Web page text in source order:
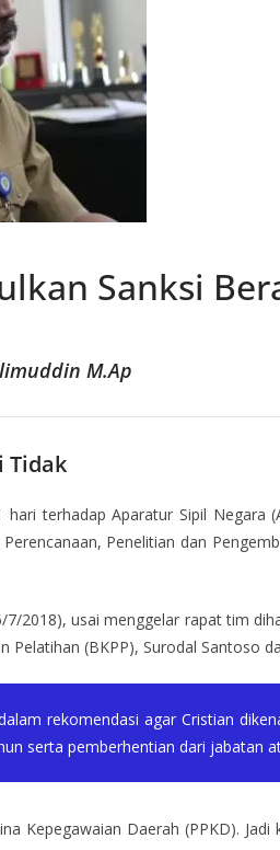
Sanksi
M.Ap
Tidak
terhadap Aparatur Sipil Negara
Penelitian dan
2018), usai menggelar rapat tim
(BKPP), Surodal Santoso
rekomendasi agar Cristian
serta pemberhentian dari jabatan
Kepegawaian Daerah (PPKD). Jadi